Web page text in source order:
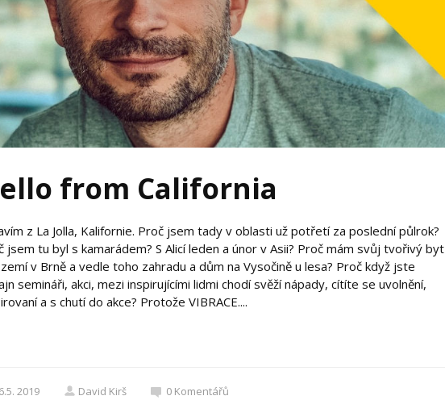
from California
z La Jolla, Kalifornie. Proč jsem tady v oblasti už potřetí za poslední půlrok?
jsem tu byl s kamarádem? S Alicí leden a únor v Asii? Proč mám svůj tvořivý byt
v Brně a vedle toho zahradu a dům na Vysočině u lesa? Proč když jste
semináři, akci, mezi inspirujícími lidmi chodí svěží nápady, cítíte se uvolnění,
a s chutí do akce? Protože VIBRACE....
2019 David Kirš 0 Komentářů